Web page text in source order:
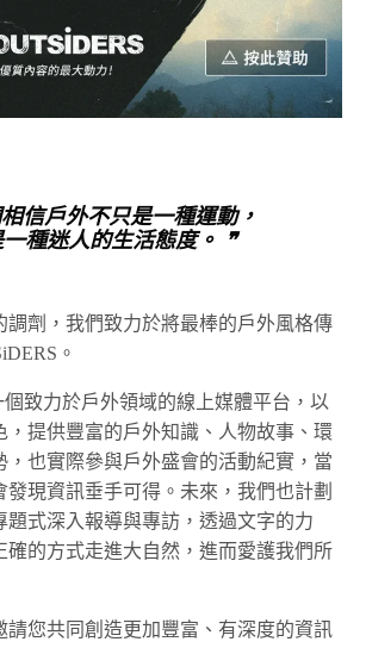
信戶外不只是一種運動，
種迷人的生活態度。 ❞
調劑，我們致力於將最棒的戶外風格傳
。
個致力於戶外領域的線上媒體平台，以
，提供豐富的戶外知識、人物故事、環
，也實際參與戶外盛會的活動紀實，當
發現資訊垂手可得。未來，我們也計劃
題式深入報導與專訪，透過文字的力
確的方式走進大自然，進而愛護我們所
請您共同創造更加豐富、有深度的資訊